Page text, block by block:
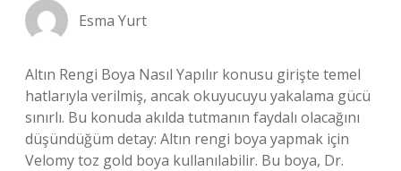
Esma Yurt
Altın Rengi Boya Nasıl Yapılır konusu girişte temel
hatlarıyla verilmiş, ancak okuyucuyu yakalama gücü
sınırlı. Bu konuda akılda tutmanın faydalı olacağını
düşündüğüm detay: Altın rengi boya yapmak için
Velomy toz gold boya kullanılabilir. Bu boya, Dr.